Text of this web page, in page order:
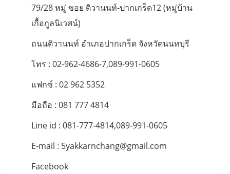
79/28 หมู่ ซอย ติวานนท์-ปากเกร็ด12 (หมู่บ้าน
เกื้อกูลนิเวศน์)
ถนนติวานนท์ อำเภอปากเกร็ด จังหวัดนนทบุรี
โทร : 02-962-4686-7,089-991-0605
แฟกซ์ : 02 962 5352
มือถือ : 081 777 4814
Line id : 081-777-4814,089-991-0605
E-mail : 5yakkarnchang@gmail.com
Facebook